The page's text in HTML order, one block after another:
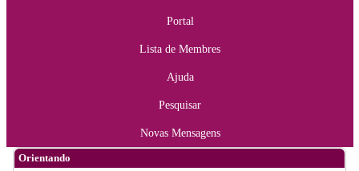
Portal
Lista de Membres
Ajuda
Pesquisar
Novas Mensagens
Orientando